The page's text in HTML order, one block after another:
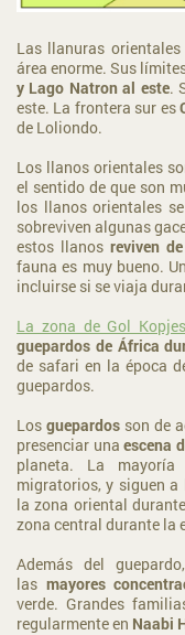
Las llanuras
área enorme. Sus
y Lago Natron al este.
este. La frontera sur es
de Loliondo.
Los llanos orientales
el sentido de que son
los llanos orientales
sobreviven algunas
estos llanos reviven
fauna es muy bueno.
incluirse si se viaja
La zona de Gol Kopjes
guepardos de África
de safari en la época
guepardos.
Los guepardosson de
presenciar unaescena
planeta. La mayoría
migratorios, y siguen
la zona oriental
zona central durante la
Además del
las mayores
verde. Grandes
regularmente en Naabi